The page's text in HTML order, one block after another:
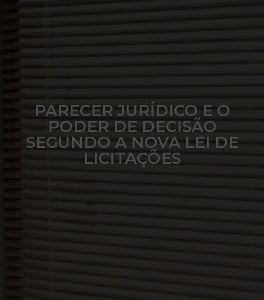
PARECER JURÍDICO E O
PODER DE DECISÃO
SEGUNDO A NOVA LEI DE
LICITAÇÕES